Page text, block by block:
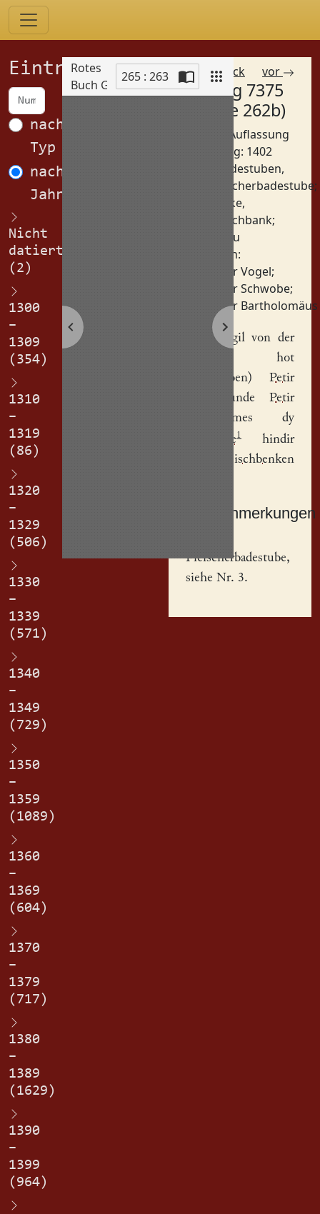
Einträge
nach
Typ
nach
Jahren
Nicht
datiert
(2)
1300
–
1309
(354)
1310
–
1319
(86)
1320
–
1329
(506)
1330
–
1339
(571)
1340
–
1349
(729)
1350
–
1359
(1089)
1360
–
1369
(604)
1370
–
1379
(717)
1380
–
1389
(1629)
1390
–
1399
(964)
Rotes
Buch Görlitz
265 : 263 zurück vor
Eintrag 7375
(Spalte 262b)
Betreff: Auflassung
Datierung: 1402
Badestuben,
Fleischerbadestube;
Bänke,
Fleischbank;
Zittau
Personen:
Peter Vogel;
Peter Schwobe;
Peter Bartholomäus
Petir Vogilvon der
hot
uffg(egeben) Petir
unde Petir
Bartholomes dy
badestobe1hindir
fleischbenken
Sachanmerkungen
Fleischerbadestube,
siehe Nr. 3.